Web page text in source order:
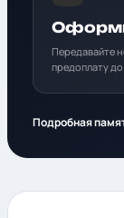
Передавайте
предоплату
Подробная